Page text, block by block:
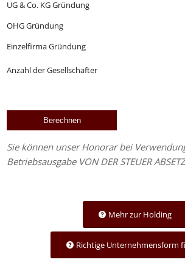
UG & Co. KG Gründung
OHG Gründung
Einzelfirma Gründung
Anzahl der Gesellschafter
Sie können unser Honorar bei
Betriebsausgabe VON DER STEUER
Mehr zur Holding
Richtige Unternehmensform